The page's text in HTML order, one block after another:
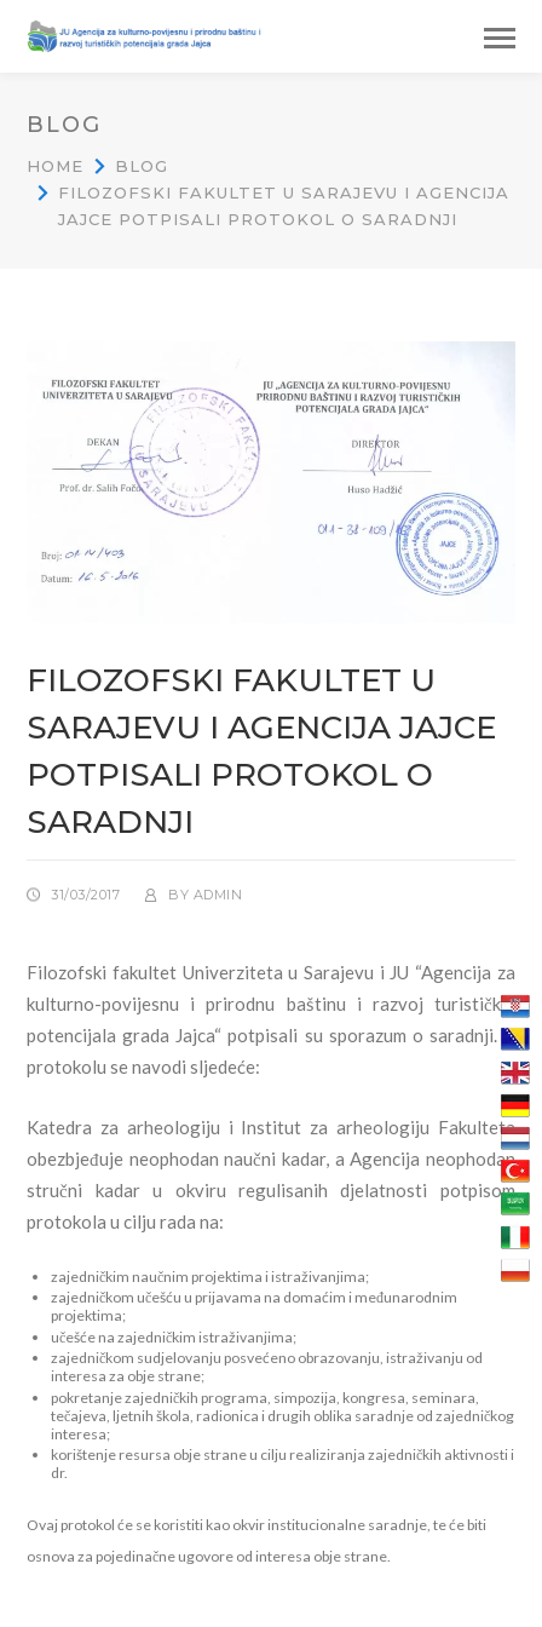
BLOG
HOME
BLOG
FILOZOFSKI FAKULTET U SARAJEVU I AGENCIJA
JAJCE POTPISALI PROTOKOL O SARADNJI
FILOZOFSKI FAKULTET U
SARAJEVU I AGENCIJA JAJCE
POTPISALI PROTOKOL O
SARADNJI
31/03/2017 BY ADMIN
Filozofski fakultet Univerziteta u Sarajevu i JU “Agencija za
kulturno-povijesnu i prirodnu baštinu i razvoj turističkih
potencijala grada Jajca“ potpisali su sporazum o saradnji. U
protokolu se navodi sljedeće:
Katedra za arheologiju i Institut za arheologiju Fakulteta
obezbjeđuje neophodan naučni kadar, a Agencija neophodan
stručni kadar u okviru regulisanih djelatnosti potpisom
protokola u cilju rada na:
zajedničkim naučnim projektima i istraživanjima;
zajedničkom učešću u prijavama na domaćim i međunarodnim
projektima;
učešće na zajedničkim istraživanjima;
zajedničkom sudjelovanju posvećeno obrazovanju, istraživanju od
interesa za obje strane;
pokretanje zajedničkih programa, simpozija, kongresa, seminara,
tečajeva, ljetnih škola, radionica i drugih oblika saradnje od zajedničkog
interesa;
korištenje resursa obje strane u cilju realiziranja zajedničkih aktivnosti i
dr.
Ovaj protokol će se koristiti kao okvir institucionalne saradnje, te će biti
osnova za pojedinačne ugovore od interesa obje strane.